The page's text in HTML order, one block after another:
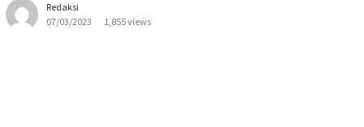
Redaksi
07/03/2023
1,855 views